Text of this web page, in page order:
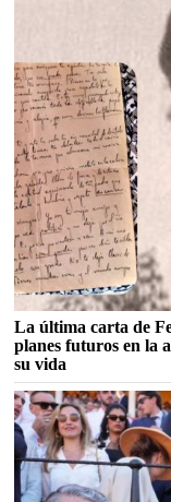
La última carta de
planes futuros en la
su vida